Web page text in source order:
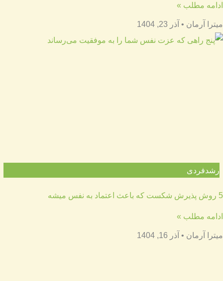
ادامه مطلب »
میترا آرمان آذر 23, 1404
رشدفردی
5 روش پذیرش شکست که باعث اعتماد به نفس میشه
ادامه مطلب »
میترا آرمان آذر 16, 1404